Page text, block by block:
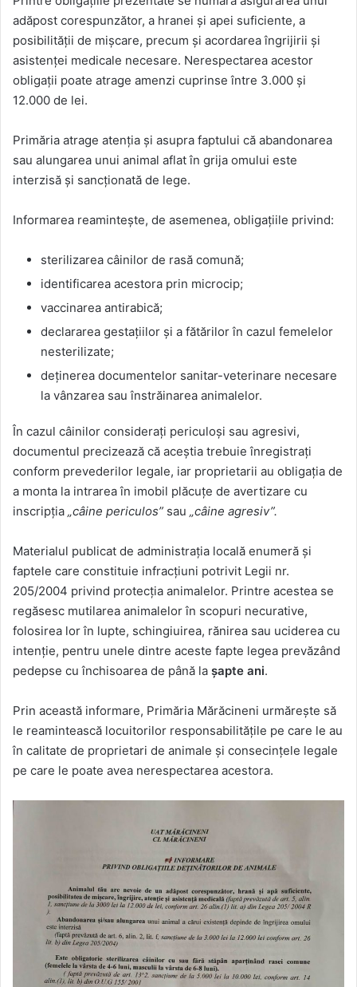
adăpost corespunzător, a hranei și apei suficiente, a
posibilității de mișcare, precum și acordarea îngrijirii și
asistenței medicale necesare. Nerespectarea acestor
obligații poate atrage amenzi cuprinse între 3.000 și
12.000 de lei.
Primăria atrage atenția și asupra faptului că abandonarea
sau alungarea unui animal aflat în grija omului este
interzisă și sancționată de lege.
Informarea reamintește, de asemenea, obligațiile privind:
sterilizarea câinilor de rasă comună;
identificarea acestora prin microcip;
vaccinarea antirabică;
declararea gestațiilor și a fătărilor în cazul femelelor
nesterilizate;
deținerea documentelor sanitar-veterinare necesare
la vânzarea sau înstrăinarea animalelor.
În cazul câinilor considerați periculoși sau agresivi,
documentul precizează că aceștia trebuie înregistrați
conform prevederilor legale, iar proprietarii au obligația de
a monta la intrarea în imobil plăcuțe de avertizare cu
inscripția „câine periculos” sau „câine agresiv”.
Materialul publicat de administrația locală enumeră și
faptele care constituie infracțiuni potrivit Legii nr.
205/2004 privind protecția animalelor. Printre acestea se
regăsesc mutilarea animalelor în scopuri necurative,
folosirea lor în lupte, schingiuirea, rănirea sau uciderea cu
intenție, pentru unele dintre aceste fapte legea prevăzând
pedepse cu închisoarea de până la șapte ani.
Prin această informare, Primăria Mărăcineni urmărește să
le reamintească locuitorilor responsabilitățile pe care le au
în calitate de proprietari de animale și consecințele legale
pe care le poate avea nerespectarea acestora.